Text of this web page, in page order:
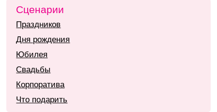
Сценарии
Праздников
Дня рождения
Юбилея
Свадьбы
Корпоратива
Что подарить